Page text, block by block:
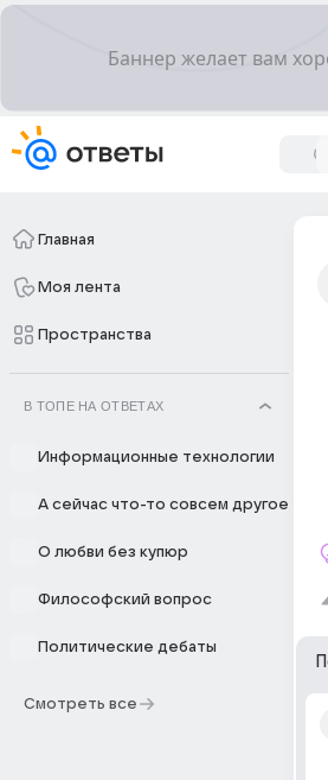
Главная
Моя лента
Пространства
В ТОПЕ НА ОТВЕТАХ
Информационные технологии
А сейчас что-то совсем другое
О любви без купюр
Философский вопрос
Политические дебаты
Смотреть все